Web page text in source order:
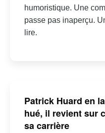
humoristique. Une
passe pas inaperçu.
lire.
Patrick Huard en
hué, il revient sur
sa carrière